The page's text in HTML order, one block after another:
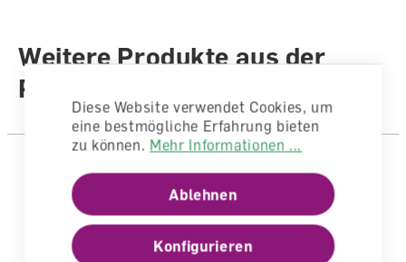
Anzahl Seiten
64
Einband
Weitere Produkte aus der
Reihe
Diese Website verwendet Cookies, um
eine bestmögliche Erfahrung bieten
zu können. Mehr Informationen ...
Ablehnen
Konfigurieren